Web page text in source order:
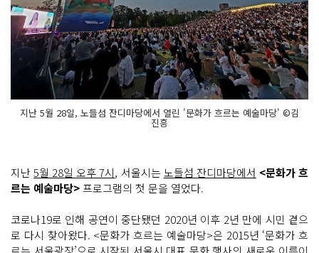
지난 5월 28일, 노들섬 잔디마당에서 열린 '문화가 흐르는 예술마당' ©김
진흥
지난5월 28일 오후 7시, 서울시는 노들섬 잔디마당에서 <문화가 흐
르는 예술마당>프로그램의 첫 문을 열었다.
코로나19로 인해 공연이 중단됐던 2020년 이후 2년 만에 시민 곁으
로 다시 찾아왔다. <문화가 흐르는 예술마당>은 2015년 ‘문화가 흐